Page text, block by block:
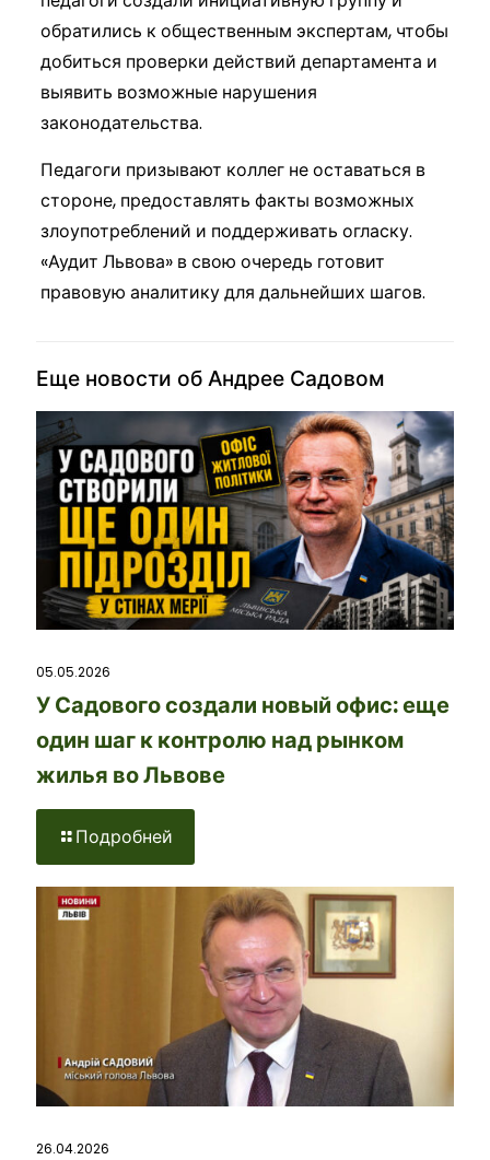
обратились к общественным экспертам, чтобы
добиться проверки действий департамента и
выявить возможные нарушения
законодательства.
Педагоги призывают коллег не оставаться в
стороне, предоставлять факты возможных
злоупотреблений и поддерживать огласку.
«Аудит Львова» в свою очередь готовит
правовую аналитику для дальнейших шагов.
Еще новости об Андрее Садовом
05.05.2026
У Садового создали новый офис: еще
один шаг к контролю над рынком
жилья во Львове
Подробней
26.04.2026